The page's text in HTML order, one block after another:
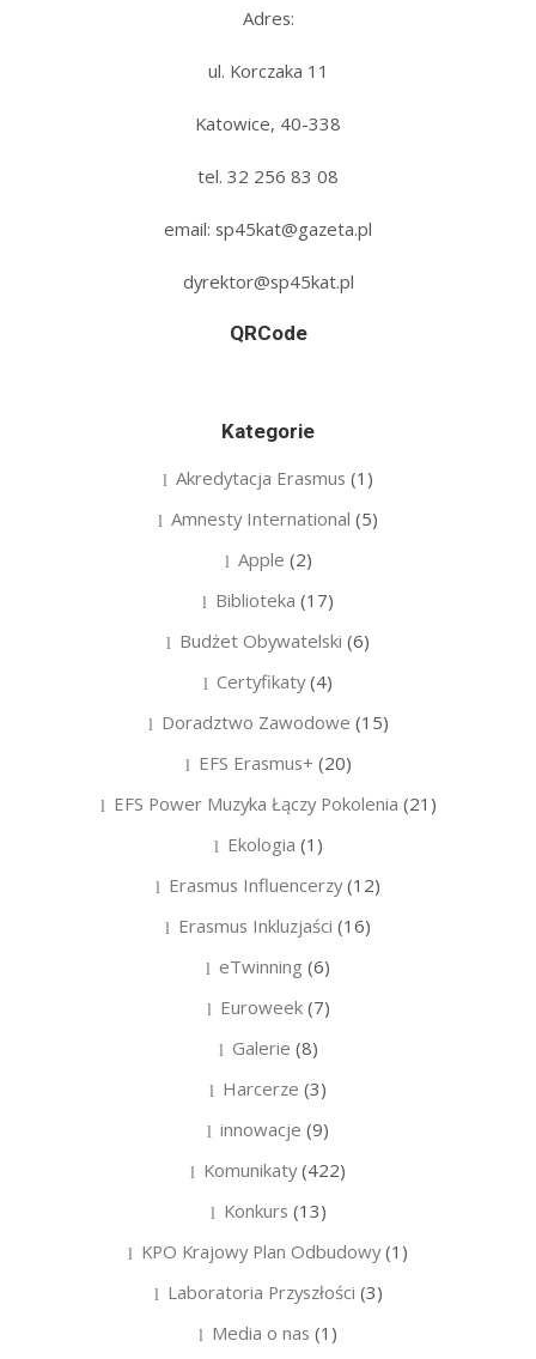
Adres:
ul. Korczaka 11
Katowice, 40-338
tel. 32 256 83 08‬
email: sp45kat@gazeta.pl
dyrektor@sp45kat.pl
QRCode
Kategorie
Akredytacja Erasmus (1)
Amnesty International (5)
Apple (2)
Biblioteka (17)
Budżet Obywatelski (6)
Certyfikaty(4)
Doradztwo Zawodowe (15)
EFS Erasmus+ (20)
EFS Power Muzyka Łączy Pokolenia (21)
Ekologia (1)
Erasmus Influencerzy(12)
Erasmus Inkluzjaści (16)
eTwinning (6)
Euroweek(7)
Galerie (8)
Harcerze (3)
innowacje (9)
Komunikaty(422)
Konkurs (13)
KPO Krajowy Plan Odbudowy(1)
Laboratoria Przyszłości (3)
Media o nas (1)